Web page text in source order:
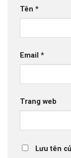
Tên *
Email *
Trang web
Lưu tên